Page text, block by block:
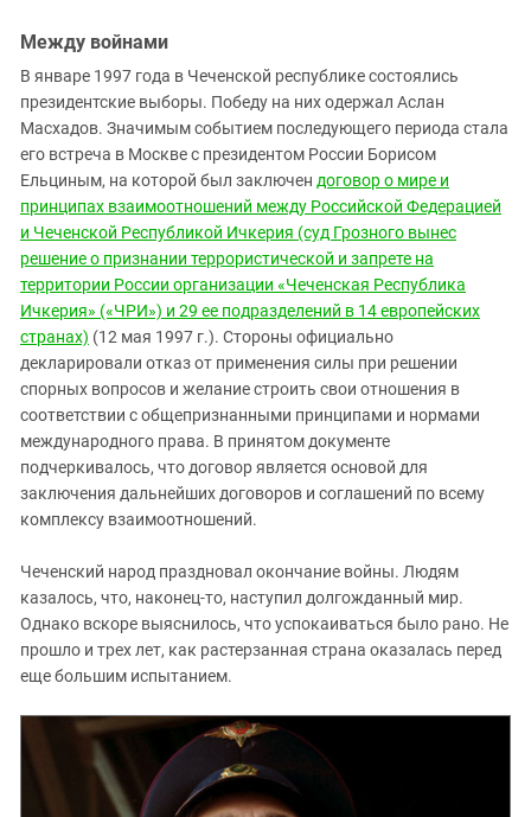
Между войнами
В январе 1997 года в Чеченской республике состоялись
президентские выборы. Победу на них одержал Аслан
Масхадов. Значимым событием последующего периода стала
его встреча в Москве с президентом России Борисом
Ельциным, на которой был заключен договор о мире и
принципах взаимоотношений между Российской Федерацией
и Чеченской Республикой Ичкерия (суд Грозного вынес
решение о признании террористической и запрете на
территории России организации «Чеченская Республика
Ичкерия» («ЧРИ») и 29 ее подразделений в 14 европейских
странах) (12 мая 1997 г.). Стороны официально
декларировали отказ от применения силы при решении
спорных вопросов и желание строить свои отношения в
соответствии с общепризнанными принципами и нормами
международного права. В принятом документе
подчеркивалось, что договор является основой для
заключения дальнейших договоров и соглашений по всему
комплексу взаимоотношений.
Чеченский народ праздновал окончание войны. Людям
казалось, что, наконец-то, наступил долгожданный мир.
Однако вскоре выяснилось, что успокаиваться было рано. Не
прошло и трех лет, как растерзанная страна оказалась перед
еще большим испытанием.